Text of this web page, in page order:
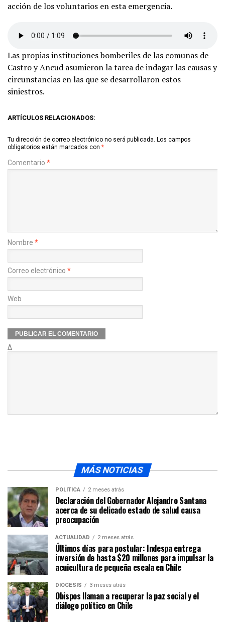
acción de los voluntarios en esta emergencia.
Las propias instituciones bomberiles de las comunas de
Castro y Ancud asumieron la tarea de indagar las causas y
circunstancias en las que se desarrollaron estos
siniestros.
ARTÍCULOS RELACIONADOS:
Tu dirección de correo electrónico no será publicada. Los campos
obligatorios están marcados con *
Comentario *
Nombre *
Correo electrónico *
Web
Δ
MÁS NOTICIAS
POLÍTICA 2 meses atrás
Declaración del Gobernador Alejandro Santana
acerca de su delicado estado de salud causa
preocupación
ACTUALIDAD 2 meses atrás
Últimos días para postular: Indespa entrega
inversión de hasta $20 millones para impulsar la
acuicultura de pequeña escala en Chile
DIÓCESIS 3 meses atrás
Obispos llaman a recuperar la paz social y el
diálogo político en Chile